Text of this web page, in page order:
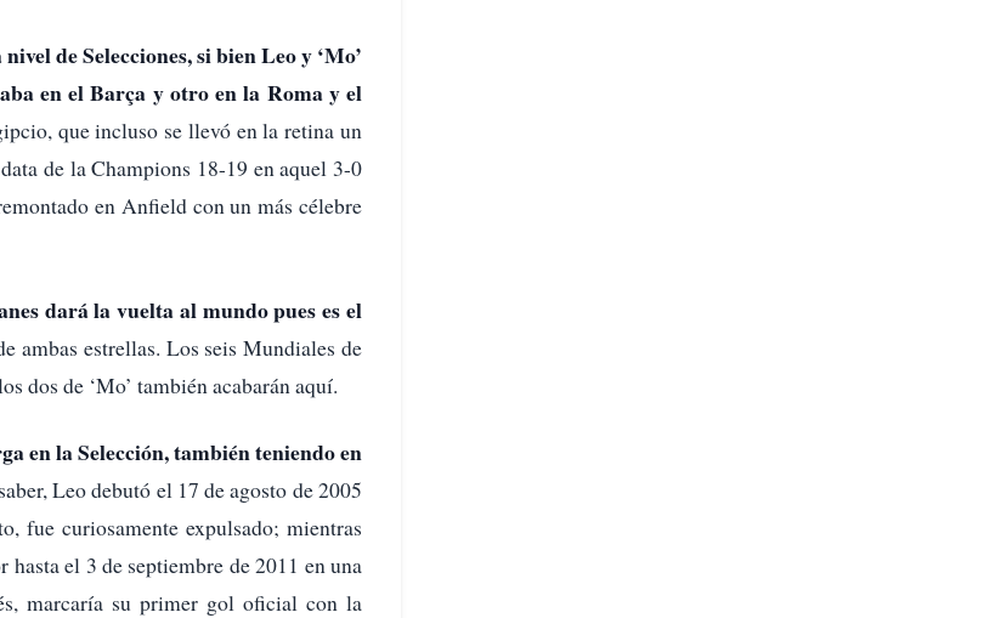
de Selecciones, si bien Leo y ‘Mo’
en el Barça y otro en la Roma y el
que incluso se llevó en la retina un
de la Champions 18-19 en aquel 3-0
en Anfield con un más célebre
dará la vuelta al mundo pues es el
ambas estrellas. Los seis Mundiales de
dos de ‘Mo’ también acabarán aquí.
en la Selección, también teniendo en
Leo debutó el 17 de agosto de 2005
fue curiosamente expulsado; mientras
el 3 de septiembre de 2011 en una
marcaría su primer gol oficial con la